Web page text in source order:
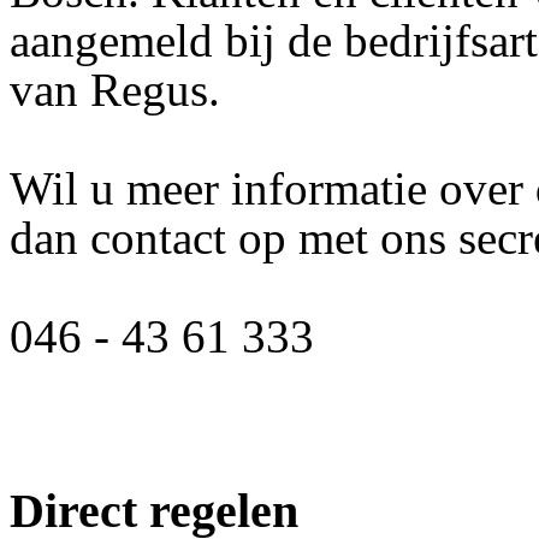
aangemeld bij de
van Regus.
Wil u meer informatie over
dan contact op met ons
046 - 43 61 333
Direct regelen